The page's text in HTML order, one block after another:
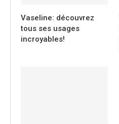
Vaseline: découvrez
tous ses usages
incroyables!